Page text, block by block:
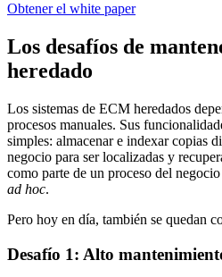
Obtener el white paper
Los desafíos de
heredado
Los sistemas de ECM heredados
procesos manuales. Sus
simples: almacenar e indexar copias
negocio para ser localizadas y
como parte de un proceso del
ad hoc.
Pero hoy en día, también se quedan
Desafío 1: Alto